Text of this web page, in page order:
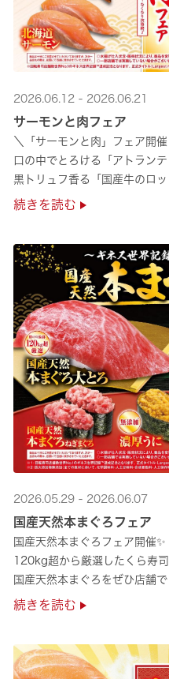
2026.06.12 - 2026.06.21
サーモンと肉フェア
＼「サーモンと肉」フェア開催
口の中でとろける「アトラン
黒トリュフ香る「国産牛のロッ
圧倒的な贅沢感をぜひ店舗でご
続きを読む
2026.05.29 - 2026.06.07
国産天然本まぐろフェア
国産天然本まぐろフェア開催✨
120kg超から厳選したくら寿
国産天然本まぐろをぜひ店舗
続きを読む